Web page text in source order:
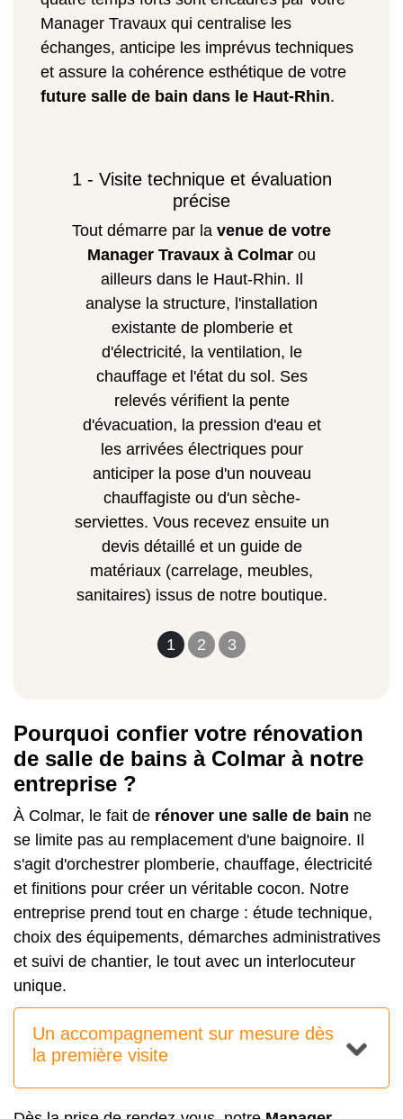
Manager Travaux qui centralise les
échanges, anticipe les imprévus techniques
et assure la cohérence esthétique de votre
future salle de bain dans le Haut-Rhin.
1 2 3
1 - Visite technique et évaluation
précise
Tout démarre par la venue de votre
Manager Travaux à Colmar ou
ailleurs dans le Haut-Rhin. Il
analyse la structure, l'installation
existante de plomberie et
d'électricité, la ventilation, le
chauffage et l'état du sol. Ses
relevés vérifient la pente
d'évacuation, la pression d'eau et
les arrivées électriques pour
anticiper la pose d'un nouveau
chauffagiste ou d'un sèche-
serviettes. Vous recevez ensuite un
devis détaillé et un guide de
matériaux (carrelage, meubles,
sanitaires) issus de notre boutique.
Pourquoi confier votre rénovation
de salle de bains à Colmar à notre
entreprise ?
À Colmar, le fait de rénover une salle de bain ne
se limite pas au remplacement d'une baignoire. Il
s'agit d'orchestrer plomberie, chauffage, électricité
et finitions pour créer un véritable cocon. Notre
entreprise prend tout en charge : étude technique,
choix des équipements, démarches administratives
et suivi de chantier, le tout avec un interlocuteur
unique.
Un accompagnement sur mesure dès
la première visite